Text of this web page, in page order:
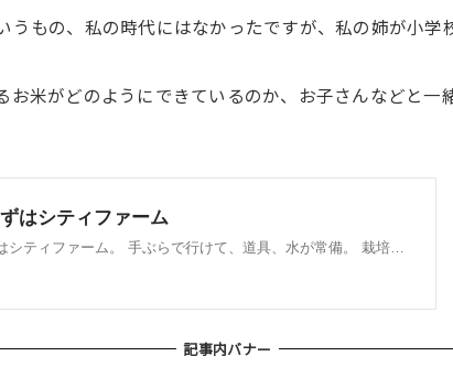
うもの、私の時代にはなかったですが、私の姉が小学
お米がどのようにできているのか、お子さんなどと一
記事内バナー